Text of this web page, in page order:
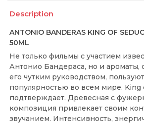
Description
ANTONIO BANDERAS KING OF
50ML
Не только фильмы с участием
Антонио Бандераса, но и ароматы,
его чутким руководством,
популярностью во всем мире. King
подтверждает. Древесная с
композиция привлекает своим
звучанием. Интенсивность,